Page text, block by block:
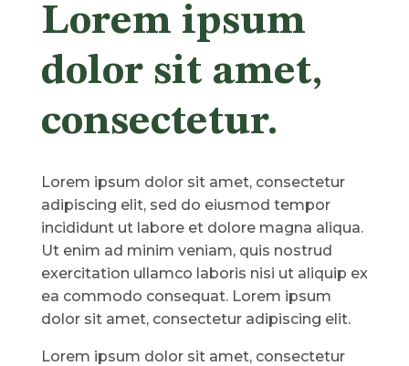
Lorem ipsum
dolor sit amet,
consectetur.
Lorem ipsum dolor sit amet, consectetur
adipiscing elit, sed do eiusmod tempor
incididunt ut labore et dolore magna aliqua.
Ut enim ad minim veniam, quis nostrud
exercitation ullamco laboris nisi ut aliquip ex
ea commodo consequat. Lorem ipsum
dolor sit amet, consectetur adipiscing elit.
Lorem ipsum dolor sit amet, consectetur